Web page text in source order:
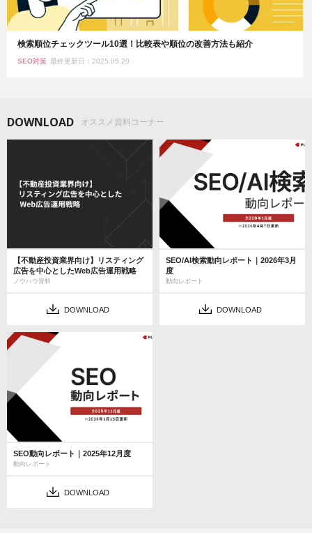
検索順位チェックツール10選！比較表や順位の改善方法も紹介
SEO対策 最終更新日：2025.05.20
DOWNLOAD オススメ資料コーナー
【不動産投資業界向け】リスティング
広告を中心としたWeb広告運用戦略
ノウハウ資料
DOWNLOAD
SEO/AI検索動向レポート｜2026年3月
度
動向レポート
DOWNLOAD
SEO動向レポート｜2025年12月度
動向レポート
DOWNLOAD